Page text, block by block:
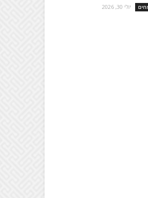
יולי 30, 2026